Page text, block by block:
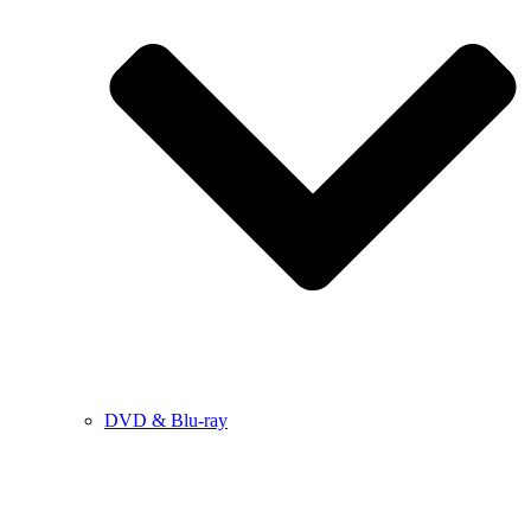
DVD & Blu-ray